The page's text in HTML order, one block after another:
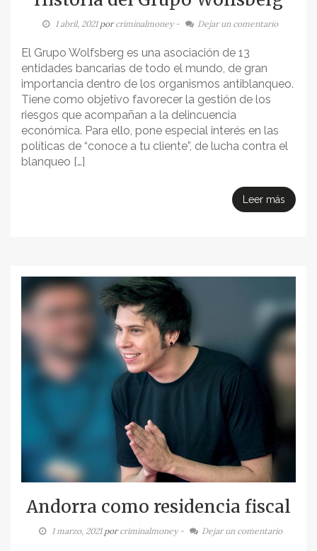
1 abril, 2021porcriminalmoney - Dejar un comentario
El Grupo Wolfsberg es una asociación de 13
entidades bancarias de todo el mundo, de gran
importancia dentro de los organismos antiblanqueo.
Tiene como objetivo favorecer la gestión de los
riesgos que acompañan a la delincuencia
económica. Para ello, pone especial interés en las
políticas de “conoce a tu cliente”, de lucha contra el
blanqueo […]
Leer más
Andorra como residencia fiscal
1 marzo, 2021porcriminalmoney - Dejar un comentario